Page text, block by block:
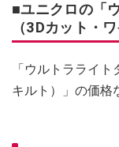
■ユニクロの「
（3Dカット・
「ウルトラライ
キルト）」の価格